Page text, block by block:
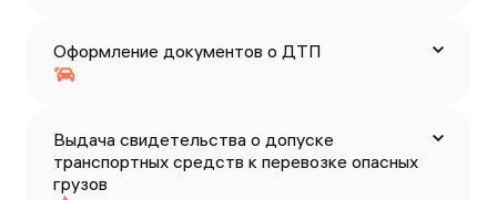
Оформление документов о ДТП
Выдача свидетельства о допуске
транспортных средств к перевозке опасных
грузов